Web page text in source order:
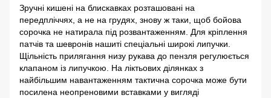
Зручні кишені на блискавках розташовані на
передпліччях, а не на грудях, знову ж таки, щоб бойова
сорочка не натирала під розвантаженням. Для кріплення
патчів та шевронів нашиті спеціальні широкі липучки.
Щільність прилягання низу рукава до пензля регулюється
клапаном із липучкою. На ліктьових ділянках з
найбільшим навантаженням тактична сорочка може бути
посилена неопреновими вставками у вигляді